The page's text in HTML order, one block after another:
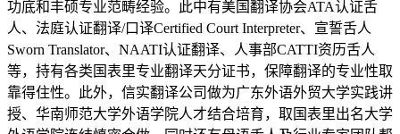
功底和丰硕专业范畴经验。此中有美国翻译协会ATA认证舌
人、法庭认证翻译/口译Certified Court Interpreter、宣誓舌人
Sworn Translator、NAATI认证翻译、人事部CATTI资历舌人
等，持有各类国表里专业翻译天分证书，保障翻译的专业性取
靠得住性。此外，信实翻译公司做为广东外语外贸大学实践讲
授、华南师范大学外语学院人才结合培育，取国表里出名大学